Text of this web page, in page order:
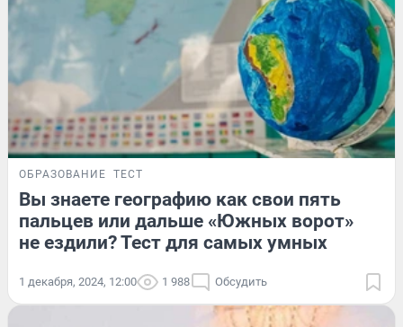
ОБРАЗОВАНИЕ ТЕСТ
Вы знаете географию как свои пять
пальцев или дальше «Южных ворот»
не ездили? Тест для самых умных
1 декабря, 2024, 12:00 1 988 Обсудить